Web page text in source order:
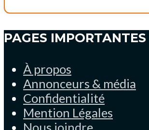
PAGES IMPORTANTES
À propos
Annonceurs & média
Confidentialité
Mention Légales
Nous joindre